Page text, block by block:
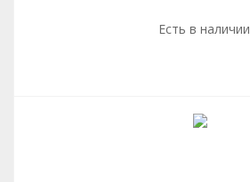
Есть в наличии